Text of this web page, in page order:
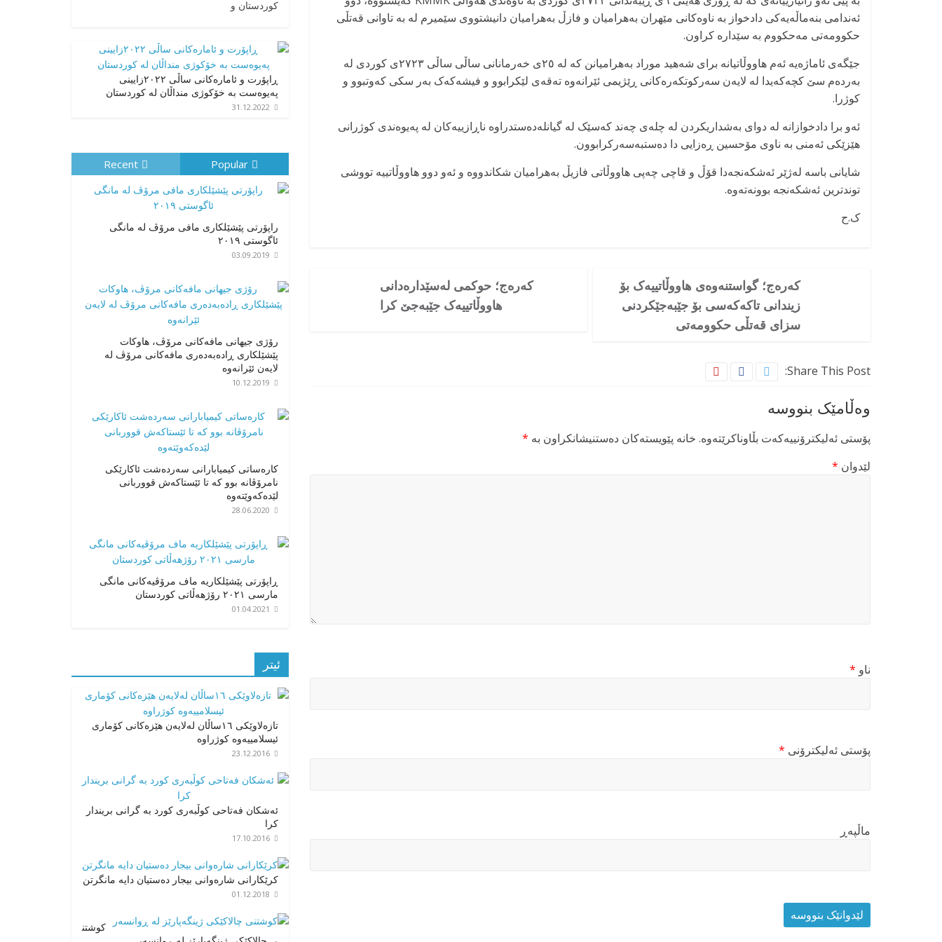
ئەندامی بنەماڵەیەکی دادخواز بە ناوەکانی مێهران بەهرامیان و فازڵ بەهرامیان دانیشتووی سێمیرم لە بە تاوانی قەتڵی
حکوومەتی مەحکووم بە سێدارە کراون.
جێگەی ئاماژەیە ئەم هاووڵاتیانە برای شەهید موراد بەهرامیانن کە لە ٢٥ی خەرمانانی ساڵی ساڵی ٢٧٢٣ی کوردی لە
بەردەم سێ کچەکەیدا لە لایەن سەرکوتکەرەکانی ڕێژیمی ئێرانەوە تەقەی لێکرابوو و فیشەکەک بەر سکی کەوتبوو و
کوژرا.
ئەو برا دادخوازانە لە دوای بەشداریکردن لە چلەی چەند کەسێک لە گیانلەدەستدراوە ناڕازییەکان لە پەیوەندی کوژرانی
هێزێکی ئەمنی بە ناوی مۆحسین ڕەزایی دا دەستبەسەرکرابوون.
شایانی باسە لەژێر ئەشکەنجەدا قۆڵ و قاچی چەپی هاووڵاتی فازیڵ بەهرامیان شکاندووە و ئەو دوو هاووڵاتییە تووشی
توندترین ئەشکەنجە بوونەتەوە.
ک.ح
کەرەج؛ گواستنەوەی هاووڵاتییەک بۆ
زیندانی تاکەکەسی بۆ جێبەجێکردنی
سزای قەتڵی حکوومەتی
کەرەج؛ حوکمی لەسێدارەدانی
هاووڵاتییەک جێبەجێ کرا
Share This Post:
وەڵامێک بنووسە
پۆستی ئەلیکترۆنییەکەت بڵاوناکرێتەوە. خانە پێویستەکان دەستنیشانکراون بە *
لێدوان *
ناو *
پۆستی ئەلیکترۆنی *
ماڵپه‌ڕ
کوردستان و
ڕاپۆرت و ئامارەکانی ساڵی ٢٠٢٢زایینی
پەیوەست بە خۆکوژی منداڵان لە کوردستان
31.12.2022
Popular
Recent
راپۆرتی پێشێلكاری مافی مرۆڤ له‌ مانگی
ئاگوستی ٢٠١٩
03.09.2019
رۆژی جیهانی مافەکانی مرۆڤ، هاوکات
پێشێلکاری ڕادەبەدەری مافەکانی مرۆڤ لە
لایەن ئێرانەوە
10.12.2019
کارەساتی کیمیابارانی سەردەشت ئاکارێکی
نامرۆڤانە بوو کە تا ئێستاکەش قووربانی
لێدەکەوێتەوە
28.06.2020
ڕاپۆرتی پێشێلکاریە ماف مرۆڤیەکانی مانگی
مارسی ٢٠٢١ رۆژهەڵاتی کوردستان
01.04.2021
ئیتر
تازەلاوێکی ۱٦ساڵان لەلایەن هێزەکانی کۆماری
ئیسلامییەوە کوژراوە
23.12.2016
ئه‌شكان فه‌تاحی كوڵبه‌ری كورد به‌ گرانی بریندار
كرا
17.10.2016
کرێکارانی شارەوانی بیجار دەستیان دایە مانگرتن
01.12.2018
کوشتن